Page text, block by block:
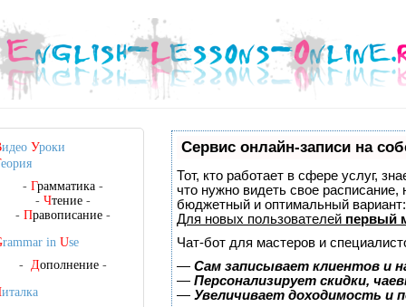
Сервис онлайн-записи на
Тот, кто работает в сфере услуг,
что нужно видеть свое
бюджетный и оптимальный
Для новых пользователей первый
Чат-бот для мастеров и
— Сам записывает клиентов и
— Персонализирует скидки,
— Увеличивает доходимость и
идео Уроки
еория
- Грамматика -
- Чтение -
- Правописание -
rammar in Use
- Дополнение -
италка